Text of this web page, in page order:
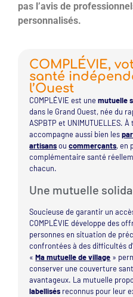
pas l’avis de
personnalisés.
COMPLÉVIE,
santé
l’Ouest
COMPLÉVIE est unemutuelle
dans le Grand Ouest, née du
ASPBTP et UNIMUTUELLES.
accompagne aussi bien les
artisansoucommerçants, en
complémentaire santé
chacun.
Une mutuelle
Soucieuse de garantir un
COMPLÉVIE développe des
personnes en situation de
confrontées à des difficultés
«Ma mutuelle de village »
conserver une couverture
avantageux. La mutuelle
labellisés reconnus pour leur